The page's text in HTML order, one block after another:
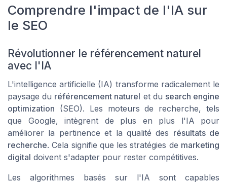
Comprendre l'impact de l'IA sur
le SEO
Révolutionner le référencement naturel
avec l'IA
L'intelligence artificielle (IA) transforme radicalement le
paysage du référencement naturel et du search engine
optimization (SEO). Les moteurs de recherche, tels
que Google, intègrent de plus en plus l'IA pour
améliorer la pertinence et la qualité des résultats de
recherche. Cela signifie que les stratégies de marketing
digital doivent s'adapter pour rester compétitives.
Les algorithmes basés sur l'IA sont capables